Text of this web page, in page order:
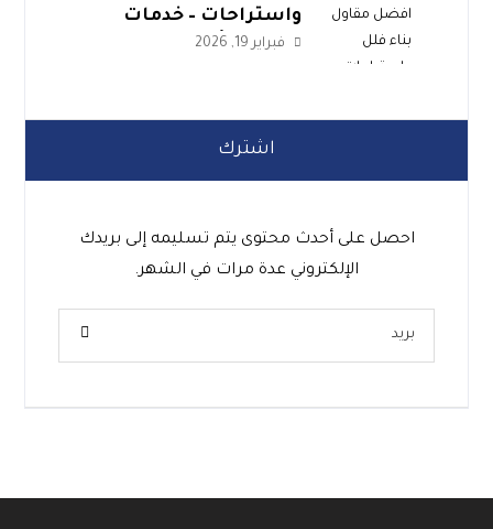
واستراحات – خدمات
موثوقة بأسعار عادلة
فبراير 19, 2026
اشترك
احصل على أحدث محتوى يتم تسليمه إلى بريدك
الإلكتروني عدة مرات في الشهر.